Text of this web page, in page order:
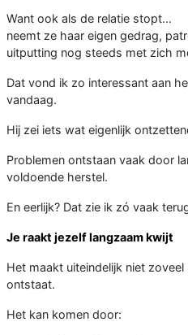
Want ook als de relatie stopt…
neemt ze haar eigen gedrag,
uitputting nog steeds met zich
Dat vond ik zo interessant aan
vandaag.
Hij zei iets wat eigenlijk
Problemen ontstaan vaak door
voldoende herstel.
En eerlijk? Dat zie ik zó vaak
Je raakt jezelf langzaam kwijt
Het maakt uiteindelijk niet
ontstaat.
Het kan komen door: